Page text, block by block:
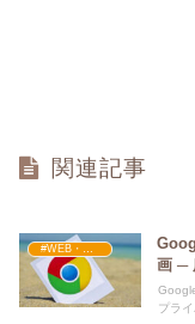
関連記事
画 ─
プラ